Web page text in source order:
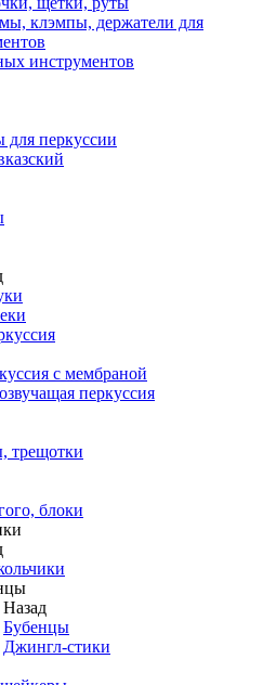
клэмпы, держатели для
инструментов
для перкуссии
с мембраной
перкуссия
трещотки
блоки
Назад
Бубенцы
Джингл-стики